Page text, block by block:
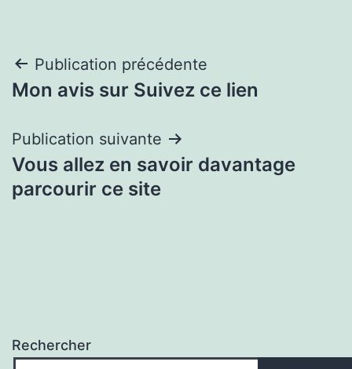
Navigation
de
l’article
Publication précédente
Mon avis sur Suivez ce lien
Publication suivante
Vous allez en savoir davantage
parcourir ce site
Rechercher